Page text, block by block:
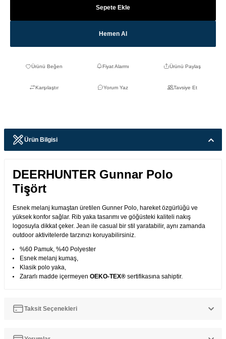
Sepete Ekle
Hemen Al
Fiyat Alarmı Ürünü Paylaş
Karşılaştır Yorum Yaz Tavsiye Et
Ürün Bilgisi
DEERHUNTER Gunnar Polo
Tişört
Esnek melanj kumaştan üretilen Gunner Polo, hareket özgürlüğü ve
yüksek konfor sağlar. Rib yaka tasarımı ve göğüsteki kaliteli nakış
logosuyla dikkat çeker. Jean ile casual bir stil yaratabilir, aynı zamanda
outdoor aktivitelerde tarzınızı koruyabilirsiniz.
%60 Pamuk, %40 Polyester
Esnek melanj kumaş,
Klasik polo yaka,
Zararlı madde içermeyenOEKO-TEX® sertifikasına sahiptir.
Taksit Seçenekleri